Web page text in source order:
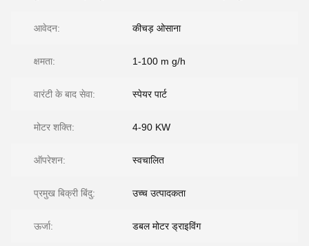
आवेदन: कीचड़ ओसाना
क्षमता: 1-100 m g/h
वारंटी के बाद सेवा: स्पेयर पार्ट
मोटर शक्ति: 4-90 KW
ऑपरेशन: स्वचालित
प्रमुख बिक्री बिंदु: उच्च उत्पादकता
ऊर्जा: डबल मोटर ड्राइविंग